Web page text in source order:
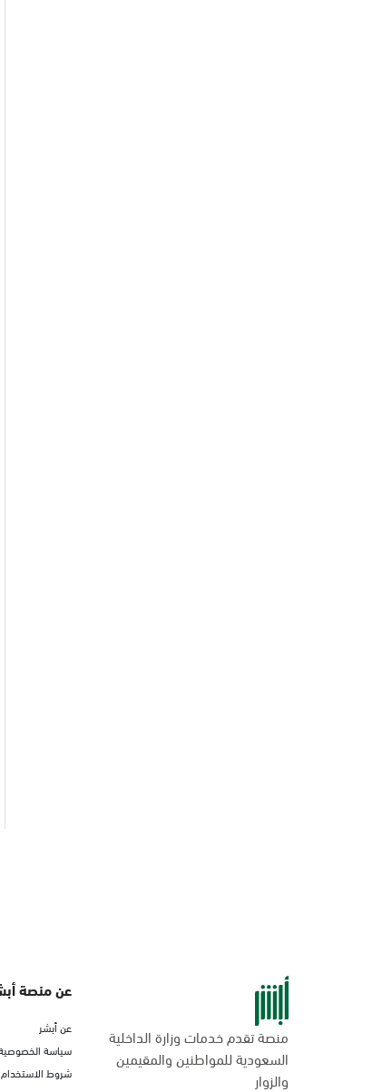
منصة تقدم خدمات وزارة الداخلية
السعودية للمواطنين والمقيمين
والزوار
عن منصة
عن أبشر
سياسة
شروط الاستخدام